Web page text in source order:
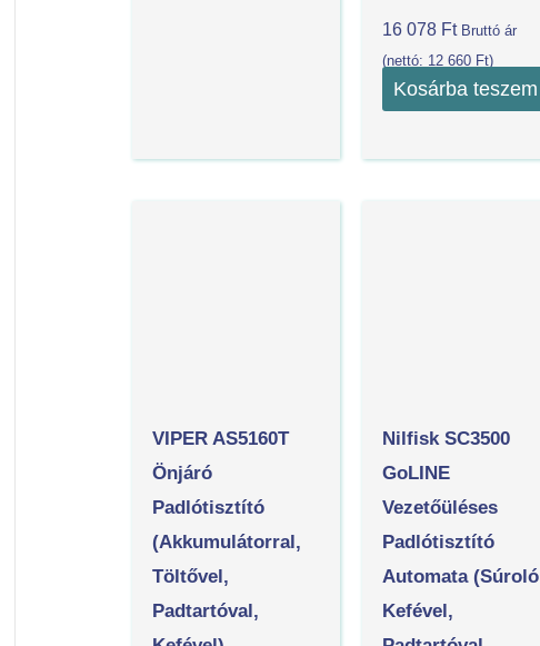
16 078 Ft Bruttó ár
(nettó: 12 660 Ft)
Kosárba teszem
VIPER AS5160T
Önjáró
Padlótisztító
(akkumulátorral,
Töltővel,
Padtartóval,
Nilfisk SC3500
GoLINE
Vezetőüléses
Padlótisztító
Automata (súroló
Kefével,